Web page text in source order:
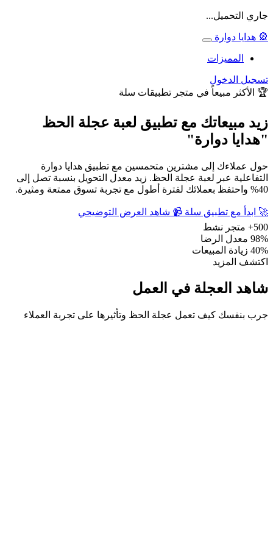
جاري التحميل...
🎡 هدايا دوارة
المميزات
تسجيل الدخول
🏆 الأكثر مبيعاً في متجر تطبيقات سلة
زيد مبيعاتك مع تطبيق لعبة عجلة الحظ
"هدايا دوارة"
حول عملاءك إلى مشترين متحمسين مع تطبيق هدايا دوارة
التفاعلية عبر لعبة عجلة الحظ. زيد معدل التحويل بنسبة تصل إلى
40% واحتفظ بعملائك لفترة أطول مع تجربة تسوق ممتعة ومثيرة.
🚀 ابدأ مع تطبيق سلة 📹 شاهد العرض التوضيحي
500+
متجر نشط
98% معدل الرضا
40% زيادة المبيعات
اكتشف المزيد
شاهد العجلة في العمل
جرب بنفسك كيف تعمل عجلة الحظ وتأثيرها على تجربة العملاء